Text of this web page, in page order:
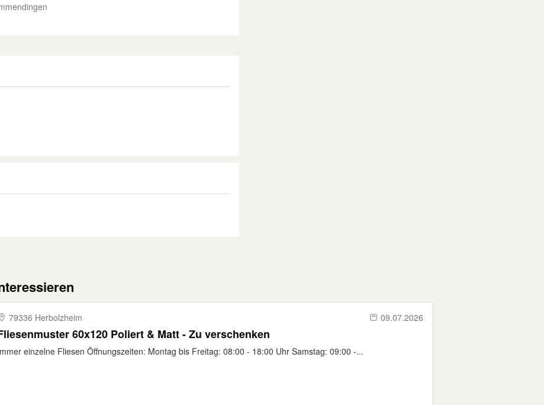
79336 Herbolzheim 09.07.2026
60x120 Poliert & Matt - Zu verschenken
einzelne Fliesen Öffnungszeiten: Montag bis Freitag: 08:00 - 18:00 Uhr Samstag: 09:00 -...